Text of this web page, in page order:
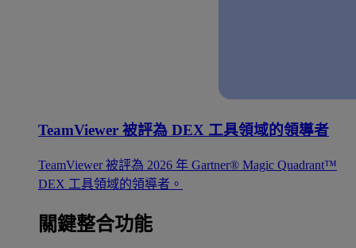
TeamViewer 被評為 DEX 工具領域的領導者
TeamViewer 被評為 2026 年 Gartner® Magic Quadrant™
DEX 工具領域的領導者。
關鍵整合功能